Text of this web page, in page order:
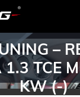
–
TCE
KW (-)